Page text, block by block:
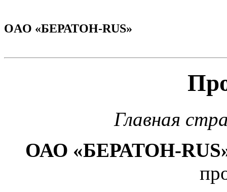
OAO «БЕРАТОН-RUS»
Главная
ОАО «БЕРАТОН-